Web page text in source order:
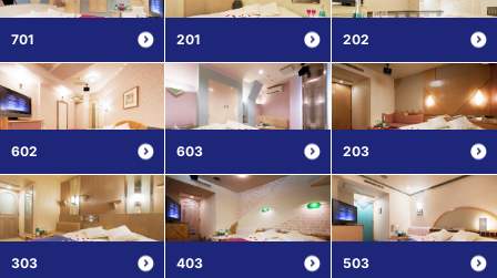
701 201 202
602 603 203
303 403 503